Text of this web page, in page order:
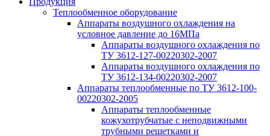
Теплообменное оборудование
Аппараты воздушного охлаждения на
условное давление до 16МПа
Аппараты воздушного охлаждения по
ТУ 3612-127-00220302-2007
Аппараты воздушного охлаждения по
ТУ 3612-134-00220302-2007
Аппараты теплообменные по ТУ 3612-100-
00220302-2005
Аппараты теплообменные
кожухотрубчатые с неподвижными
трубными решетками и